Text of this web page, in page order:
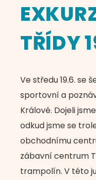
TŘÍDY
Ve středu 19.6. se
sportovní a
Králové. Dojeli
odkud jsme se
obchodnímu
zábavní centrum
trampolín. V této